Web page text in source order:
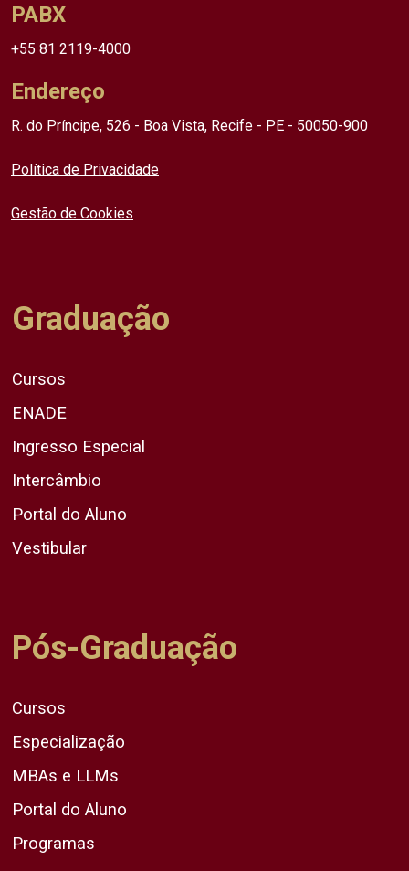
PABX
+55 81 2119-4000
Endereço
R. do Príncipe, 526 - Boa Vista, Recife - PE - 50050-900
Política de Privacidade
Gestão de Cookies
Graduação
Cursos
ENADE
Ingresso Especial
Intercâmbio
Portal do Aluno
Vestibular
Pós-Graduação
Cursos
Especialização
MBAs e LLMs
Portal do Aluno
Programas